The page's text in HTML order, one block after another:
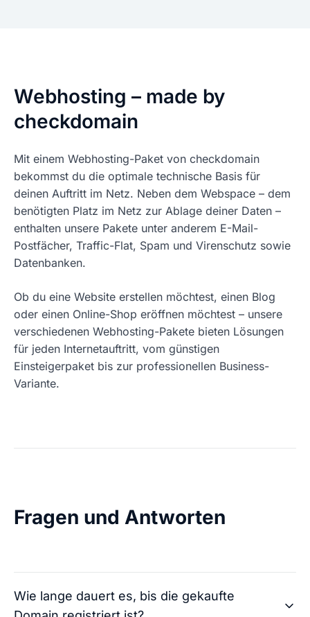
Webhosting – made by
checkdomain
Mit einem Webhosting-Paket von checkdomain
bekommst du die optimale technische Basis für
deinen Auftritt im Netz. Neben dem Webspace – dem
benötigten Platz im Netz zur Ablage deiner Daten –
enthalten unsere Pakete unter anderem E-Mail-
Postfächer, Traffic-Flat, Spam und Virenschutz sowie
Datenbanken.
Ob du eine Website erstellen möchtest, einen Blog
oder einen Online-Shop eröffnen möchtest – unsere
verschiedenen Webhosting-Pakete bieten Lösungen
für jeden Internetauftritt, vom günstigen
Einsteigerpaket bis zur professionellen Business-
Variante.
Fragen und Antworten
Wie lange dauert es, bis die gekaufte